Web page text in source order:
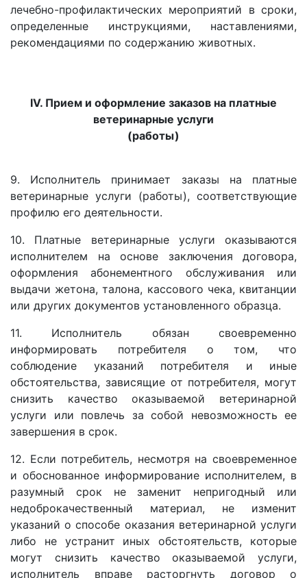
лечебно-профилактических мероприятий в сроки,
определенные инструкциями, наставлениями,
рекомендациями по содержанию животных.
IV. Прием и оформление заказов на платные
ветеринарные услуги
(работы)
9. Исполнитель принимает заказы на платные
ветеринарные услуги (работы), соответствующие
профилю его деятельности.
10. Платные ветеринарные услуги оказываются
исполнителем на основе заключения договора,
оформления абонементного обслуживания или
выдачи жетона, талона, кассового чека, квитанции
или других документов установленного образца.
11. Исполнитель обязан своевременно
информировать потребителя о том, что
соблюдение указаний потребителя и иные
обстоятельства, зависящие от потребителя, могут
снизить качество оказываемой ветеринарной
услуги или повлечь за собой невозможность ее
завершения в срок.
12. Если потребитель, несмотря на своевременное
и обоснованное информирование исполнителем, в
разумный срок не заменит непригодный или
недоброкачественный материал, не изменит
указаний о способе оказания ветеринарной услуги
либо не устранит иных обстоятельств, которые
могут снизить качество оказываемой услуги,
исполнитель вправе расторгнуть договор о